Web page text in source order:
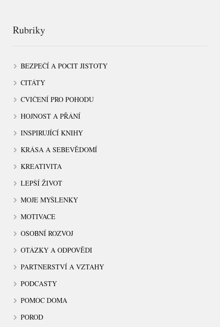
Rubriky
BEZPEČÍ A POCIT JISTOTY
CITÁTY
CVIČENÍ PRO POHODU
HOJNOST A PŘÁNÍ
INSPIRUJÍCÍ KNIHY
KRÁSA A SEBEVĚDOMÍ
KREATIVITA
LEPŠÍ ŽIVOT
MOJE MYŠLENKY
MOTIVACE
OSOBNÍ ROZVOJ
OTÁZKY A ODPOVĚDI
PARTNERSTVÍ A VZTAHY
PODCASTY
POMOC DOMA
POROD